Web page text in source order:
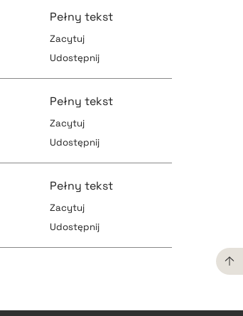
pobierz cytat
Pełny tekst
Zacytuj
Udostępnij
pobierz cytat
Pełny tekst
Zacytuj
Udostępnij
pobierz cytat
Pełny tekst
Zacytuj
Udostępnij